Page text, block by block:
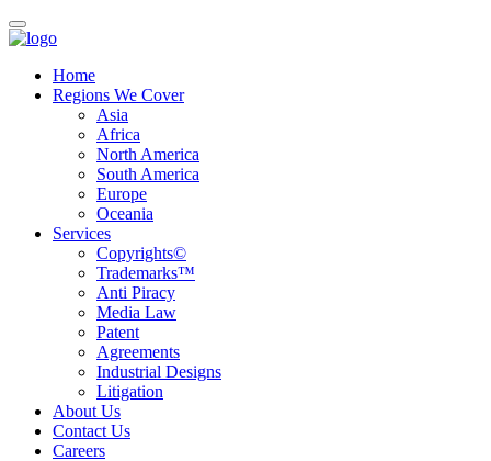
Home
Regions We Cover
Asia
Africa
North America
South America
Europe
Oceania
Services
Copyrights©
Trademarks™
Anti Piracy
Media Law
Patent
Agreements
Industrial Designs
Litigation
About Us
Contact Us
Careers